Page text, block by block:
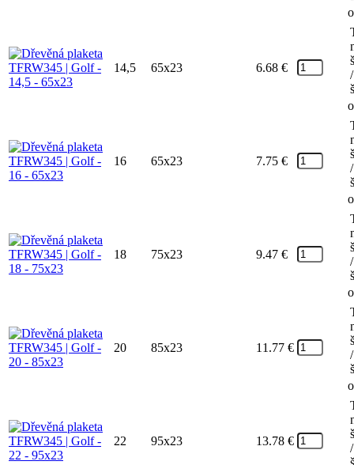
14,5 65x23 6.68 €
/
16 65x23 7.75 €
/
18 75x23 9.47 €
/
20 85x23 11.77 €
/
22 95x23 13.78 €
/